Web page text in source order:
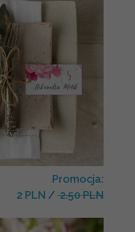
Promocja:
2 PLN / 2.50 PLN